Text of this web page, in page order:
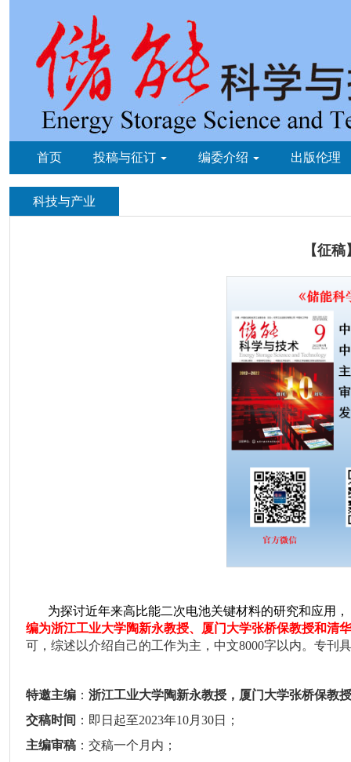
首页 投稿与征订 编委介绍 出版伦理
科技与产业
【征
为探讨近年来高比能二次电池关键材料的研究和应用
编为浙江工业大学陶新永教授、厦门大学张桥保教授和清
可，综述以介绍自己的工作为主，中文8000字以内。专刊
特邀主编 ： 浙江工业大学陶新永教授，厦门大学张桥保教
交稿时间 ：即日起至2023年10月 30日；
主编审稿 ：交稿一个月内；